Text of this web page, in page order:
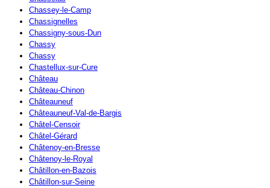
Chassey-le-Camp
Chassignelles
Chassigny-sous-Dun
Chassy
Chassy
Chastellux-sur-Cure
Château
Château-Chinon
Châteauneuf
Châteauneuf-Val-de-Bargis
Châtel-Censoir
Châtel-Gérard
Châtenoy-en-Bresse
Châtenoy-le-Royal
Châtillon-en-Bazois
Châtillon-sur-Seine